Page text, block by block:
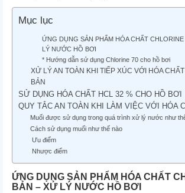
Mục lục
ỨNG DỤNG SẢN PHẨM HÓA CHẤT
LÝ NƯỚC HỒ BƠI
* Hướng dẫn sử dụng Chlorine 70 cho hồ bơi
XỬ LÝ AN TOÀN KHI TIẾP XÚC VỚI HÓA
BẢN
SỬ DỤNG HÓA CHẤT HCL 32 % CHO HỒ BƠI
QUY TẮC AN TOÀN KHI LÀM VIỆC VỚI HÓA
Muối được sử dụng trong quá trình xử lý nước như
Cách sử dụng muối như thế nào
Ưu điểm
Nhược điểm
ỨNG DỤNG SẢN PHẨM HÓA CHẤT
BẢN – XỬ LÝ NƯỚC HỒ BƠI